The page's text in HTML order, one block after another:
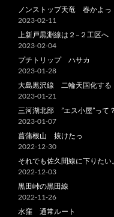
ノンストップ天竜 春かよっ
2023-02-11
上新戸黒淵線は２−２工区へ
2023-02-04
プチトリップ ハサカ
2023-01-28
大島黒沢線 二輪天国化する
2023-01-21
三河湖北部 ”エス小屋”って？
2023-01-07
菖蒲根山 抜けたっ
2022-12-30
それでも佐久間線に下りたい。
2022-12-03
黒田峠の黒田線
2022-11-26
水窪 通常ルート